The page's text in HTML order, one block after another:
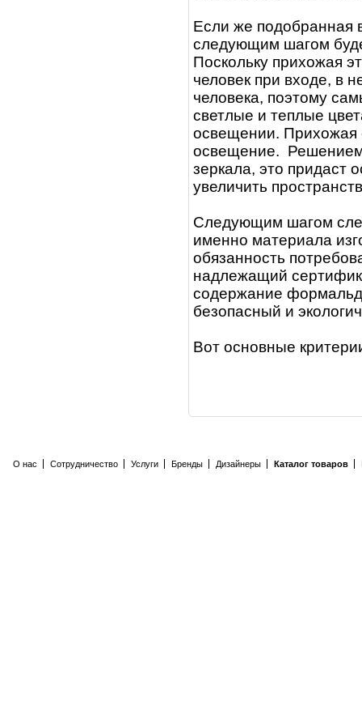
Если же подобранная
следующим шагом
Поскольку прихожая
человек при входе, в
человека, поэтому
светлые и теплые
освещении. Прихожая
освещение. Решением
зеркала, это придаст
увеличить
Следующим шагом
именно материала
обязанность
надлежащий
содержание
безопасный и
Вот основные
О нас Сотрудничество Услуги Бренды Дизайнеры Каталог товаров